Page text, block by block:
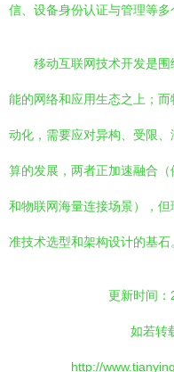
信、设备身份认证与管理等多
移动互联网技术开发是围
能的网络和应用生态之上；而
动化，需要应对异构、受限
算的发展，两者正加速融合
和物联网海量连接场景），
准技术选型和架构设计的基石
更新时间
如若转
http://